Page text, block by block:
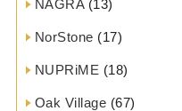
NAGRA(13)
NorStone (17)
NUPRiME (18)
Oak Village (67)